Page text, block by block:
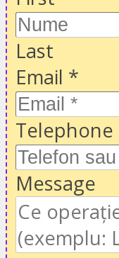
Last
Email *
Telephone
Message